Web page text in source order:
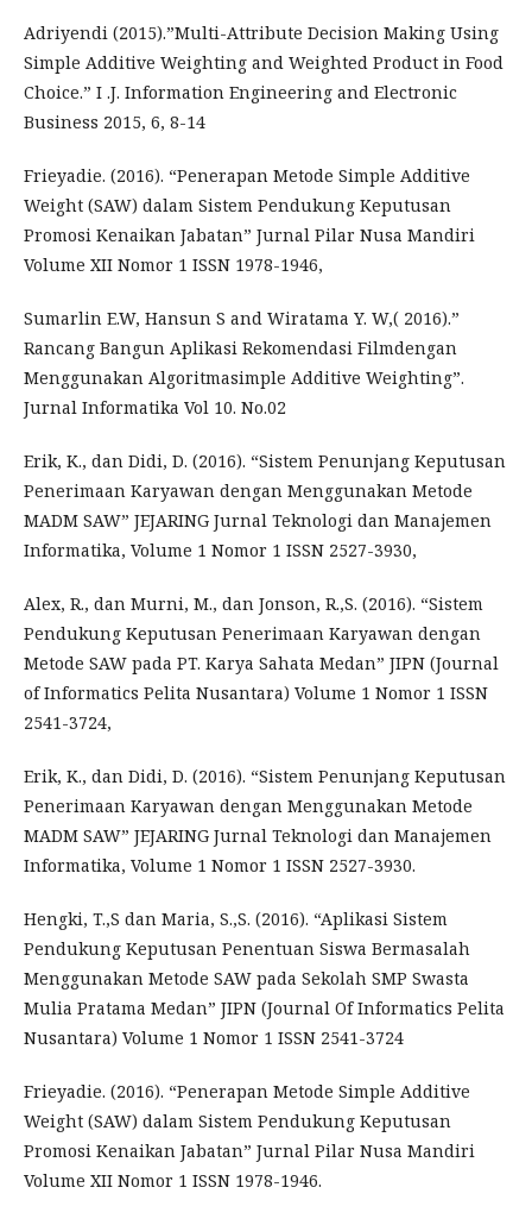
Adriyendi (2015).”Multi-Attribute Decision Making Using
Simple Additive Weighting and Weighted Product in Food
Choice.” I .J. Information Engineering and Electronic
Business 2015, 6, 8-14
Frieyadie. (2016). “Penerapan Metode Simple Additive
Weight (SAW) dalam Sistem Pendukung Keputusan
Promosi Kenaikan Jabatan” Jurnal Pilar Nusa Mandiri
Volume XII Nomor 1 ISSN 1978-1946,
Sumarlin E.W, Hansun S and Wiratama Y. W,( 2016).”
Rancang Bangun Aplikasi Rekomendasi Filmdengan
Menggunakan Algoritmasimple Additive Weighting”.
Jurnal Informatika Vol 10. No.02
Erik, K., dan Didi, D. (2016). “Sistem Penunjang Keputusan
Penerimaan Karyawan dengan Menggunakan Metode
MADM SAW” JEJARING Jurnal Teknologi dan Manajemen
Informatika, Volume 1 Nomor 1 ISSN 2527-3930,
Alex, R., dan Murni, M., dan Jonson, R.,S. (2016). “Sistem
Pendukung Keputusan Penerimaan Karyawan dengan
Metode SAW pada PT. Karya Sahata Medan” JIPN (Journal
of Informatics Pelita Nusantara) Volume 1 Nomor 1 ISSN
2541-3724,
Erik, K., dan Didi, D. (2016). “Sistem Penunjang Keputusan
Penerimaan Karyawan dengan Menggunakan Metode
MADM SAW” JEJARING Jurnal Teknologi dan Manajemen
Informatika, Volume 1 Nomor 1 ISSN 2527-3930.
Hengki, T.,S dan Maria, S.,S. (2016). “Aplikasi Sistem
Pendukung Keputusan Penentuan Siswa Bermasalah
Menggunakan Metode SAW pada Sekolah SMP Swasta
Mulia Pratama Medan” JIPN (Journal Of Informatics Pelita
Nusantara) Volume 1 Nomor 1 ISSN 2541-3724
Frieyadie. (2016). “Penerapan Metode Simple Additive
Weight (SAW) dalam Sistem Pendukung Keputusan
Promosi Kenaikan Jabatan” Jurnal Pilar Nusa Mandiri
Volume XII Nomor 1 ISSN 1978-1946.